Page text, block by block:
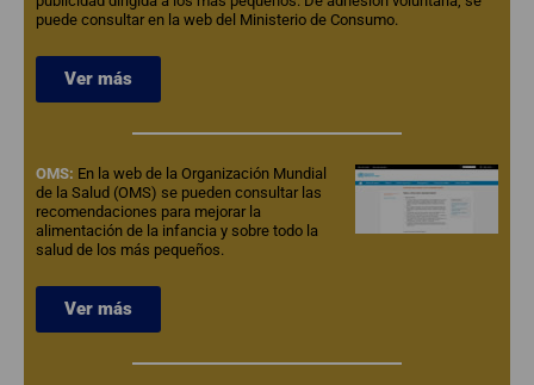
puede consultar en la web del Ministerio de Consumo.
Ver más
OMS: En la web de la Organización Mundial
de la Salud (OMS) se pueden consultar las
recomendaciones para mejorar la
alimentación de la infancia y sobre todo la
salud de los más pequeños.
Ver más